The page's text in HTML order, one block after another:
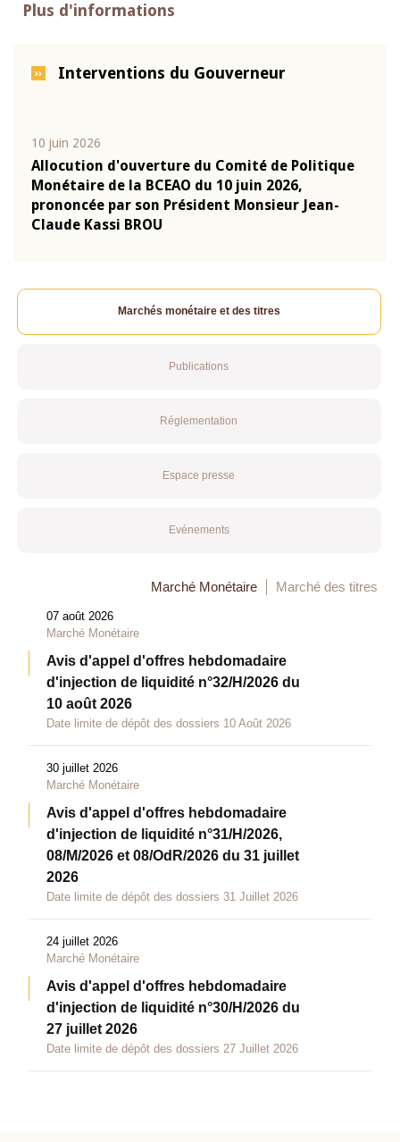
Plus d'informations
Interventions du Gouverneur
10 juin 2026
Allocution d'ouverture du Comité de Politique
Monétaire de la BCEAO du 10 juin 2026,
prononcée par son Président Monsieur Jean-
Claude Kassi BROU
Marchés monétaire et des titres
Publications
Réglementation
Espace presse
Evénements
Marché Monétaire Marché des titres
07 août 2026
Marché Monétaire
Avis d'appel d'offres hebdomadaire
d'injection de liquidité n°32/H/2026 du
10 août 2026
Date limite de dépôt des dossiers 10 Août 2026
30 juillet 2026
Marché Monétaire
Avis d'appel d'offres hebdomadaire
d'injection de liquidité n°31/H/2026,
08/M/2026 et 08/OdR/2026 du 31 juillet
2026
Date limite de dépôt des dossiers 31 Juillet 2026
24 juillet 2026
Marché Monétaire
Avis d'appel d'offres hebdomadaire
d'injection de liquidité n°30/H/2026 du
27 juillet 2026
Date limite de dépôt des dossiers 27 Juillet 2026